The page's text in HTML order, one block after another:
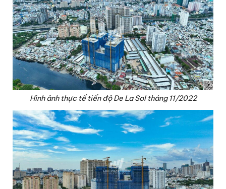
Hình ảnh thực tế tiến độ De La Sol tháng 11/2022